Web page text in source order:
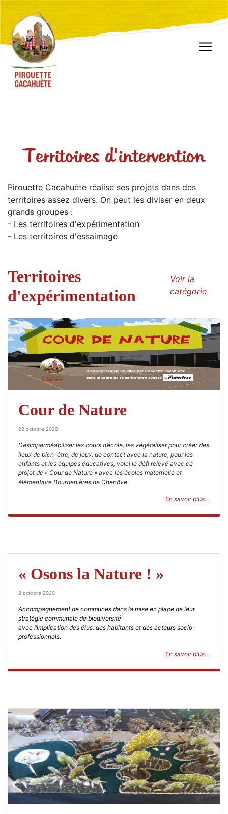
Territoires d'intervention
Pirouette Cacahuète réalise ses projets dans des
territoires assez divers. On peut les diviser en deux
grands groupes :
- Les territoires d'expérimentation
- Les territoires d'essaimage
Territoires
d'expérimentation
Voir la
catégorie
Cour de Nature
22 octobre 2020
Désimperméabiliser les cours d’école, les végétaliser pour créer des
lieux de bien-être, de jeux, de contact avec la nature, pour les
enfants et les équipes éducatives, voici le défi relevé avec ce
projet de « Cour de Nature » avec les écoles maternelle et
élémentaire Bourdenières de Chenôve.
En savoir plus…
« Osons la Nature ! »
2 octobre 2020
Accompagnement de communes dans la mise en place de leur
stratégie communale de biodiversité
avec l’implication des élus, des habitants et des acteurs socio-
professionnels.
En savoir plus…